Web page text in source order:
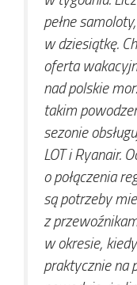
pełne
w dziesiątkę.
oferta
nad polskie
takim
sezonie
LOT i Ryanair.
o połączenia
są potrzeby
z
w okresie,
praktycznie na